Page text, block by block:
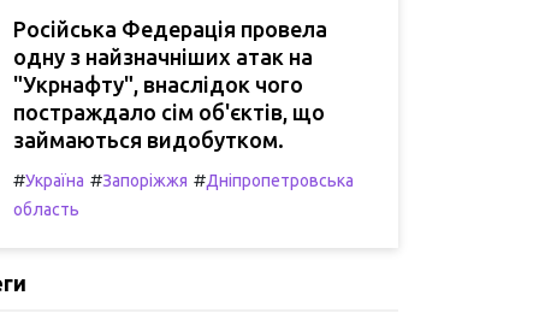
Російська Федерація провела
одну з найзначніших атак на
"Укрнафту", внаслідок чого
постраждало сім об'єктів, що
займаються видобутком.
#Україна #Запоріжжя #Дніпропетровська
область